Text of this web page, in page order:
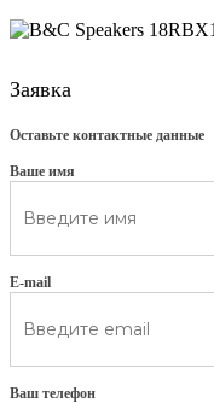
Заявка
Оставьте контактные данные
Ваше имя
E-mail
Ваш телефон